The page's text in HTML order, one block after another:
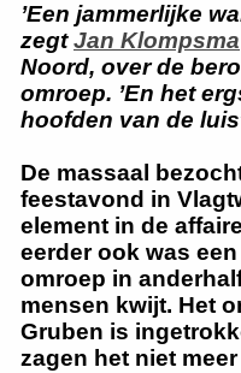
’Een jammerlijke
zegtJan Klompsma
Noord, over de
omroep. ’En het
hoofden van de
De massaal
feestavond in
element in de
eerder ook was
omroep in
mensen kwijt. Het
Gruben is
zagen het niet